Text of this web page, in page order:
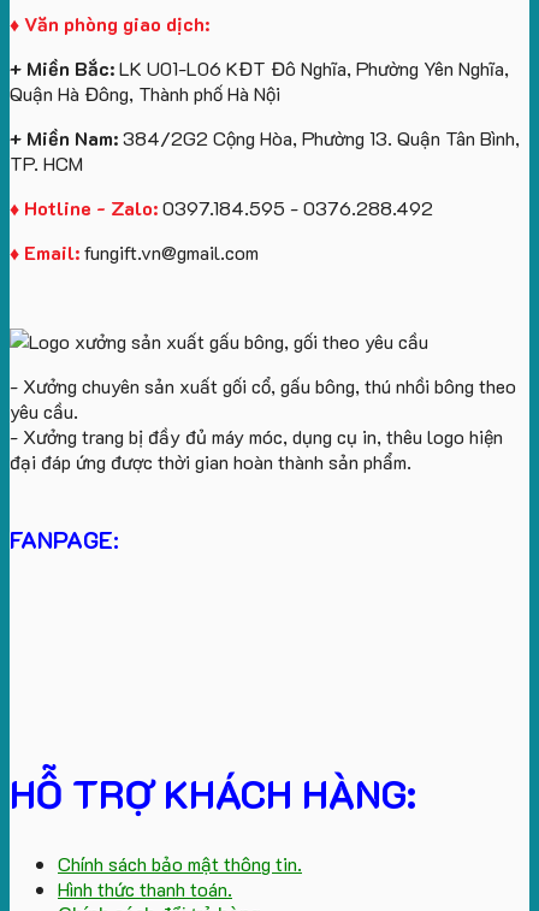
theo
cầu
♦ Văn phòng giao dịch:
+ Miền Bắc:LK U01-L06 KĐT Đô Nghĩa, Phường Yên Nghĩa,
Quận Hà Đông, Thành phố Hà Nội
+ Miền Nam:384/2G2 Cộng Hòa, Phường 13. Quận Tân Bình,
TP. HCM
♦ Hotline - Zalo:0397.184.595 - 0376.288.492
♦ Email:fungift.vn@gmail.com
- Xưởng chuyên sản xuất gối cổ, gấu bông, thú nhồi bông theo
yêu cầu.
- Xưởng trang bị đầy đủ máy móc, dụng cụ in, thêu logo hiện
đại đáp ứng được thời gian hoàn thành sản phẩm.
FANPAGE:
HỖ TRỢ KHÁCH HÀNG:
Chính sách bảo mật thông tin.
Hình thức thanh toán.